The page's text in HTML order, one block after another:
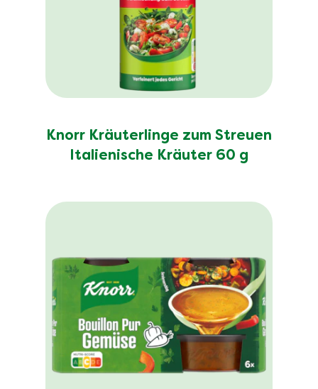
Knorr Kräuterlinge zum Streuen
Italienische Kräuter 60 g